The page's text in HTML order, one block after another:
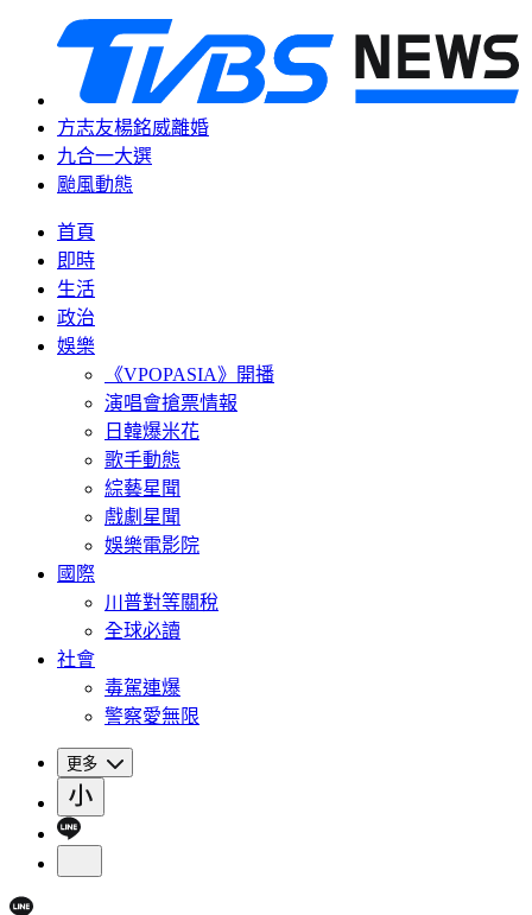
方志友楊銘威離婚
九合一大選
颱風動態
首頁
即時
生活
政治
娛樂
《VPOPASIA》開播
演唱會搶票情報
日韓爆米花
歌手動態
綜藝星聞
戲劇星聞
娛樂電影院
國際
川普對等關稅
全球必讀
社會
毒駕連爆
警察愛無限
更多